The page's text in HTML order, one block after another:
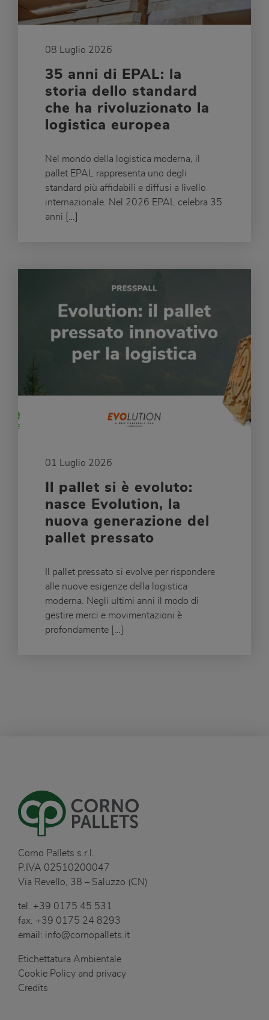
08 Luglio 2026
35 anni di EPAL: la
storia dello standard
che ha rivoluzionato la
logistica europea
Nel mondo della logistica moderna, il
pallet EPAL rappresenta uno degli
standard più affidabili e diffusi a livello
internazionale. Nel 2026 EPAL celebra 35
anni […]
01 Luglio 2026
Il pallet si è evoluto:
nasce Evolution, la
nuova generazione del
pallet pressato
Il pallet pressato si evolve per rispondere
alle nuove esigenze della logistica
moderna. Negli ultimi anni il modo di
gestire merci e movimentazioni è
profondamente […]
Corno Pallets s.r.l.
P.IVA 02510200047
Via Revello, 38 – Saluzzo (CN)
tel. +39 0175 45 531
fax. +39 0175 24 8293
email: info@cornopallets.it
Etichettatura Ambientale
Cookie Policy and privacy
Credits